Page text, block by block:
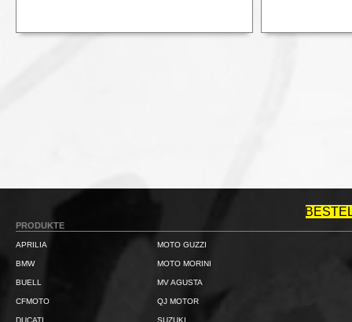
PRODUKTE
APRILIA
BMW
BUELL
CFMOTO
DUCATI
MOTO GUZZI
MOTO MORINI
MV AGUSTA
QJ MOTOR
SUZUKI